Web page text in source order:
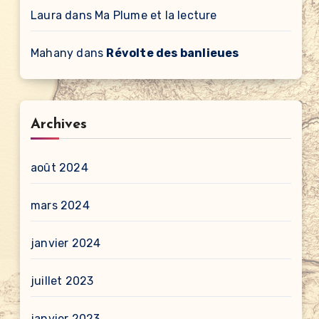
Laura dans Ma Plume et la lecture
Mahany dans Révolte des banlieues
Archives
août 2024
mars 2024
janvier 2024
juillet 2023